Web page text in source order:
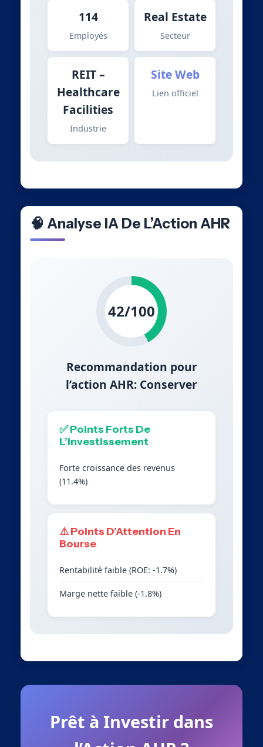
114
Employés
Real Estate
Secteur
REIT –
Healthcare
Facilities
Industrie
Site Web
Lien officiel
🧠 Analyse IA De L’Action AHR
42/100
Recommandation pour
l’action AHR: Conserver
✅ Points Forts De
L’Investissement
Forte croissance des revenus
(11.4%)
⚠️ Points D’Attention En
Bourse
Rentabilité faible (ROE: -1.7%)
Marge nette faible (-1.8%)
Prêt à Investir dans